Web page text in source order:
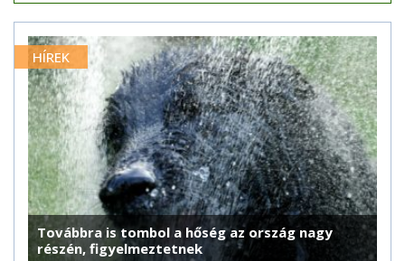
HÍREK
Továbbra is tombol a hőség az ország nagy
részén, figyelmeztetnek